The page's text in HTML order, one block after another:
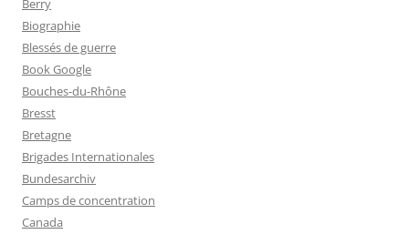
Berry
Biographie
Blessés de guerre
Book Google
Bouches-du-Rhône
Bresst
Bretagne
Brigades Internationales
Bundesarchiv
Camps de concentration
Canada